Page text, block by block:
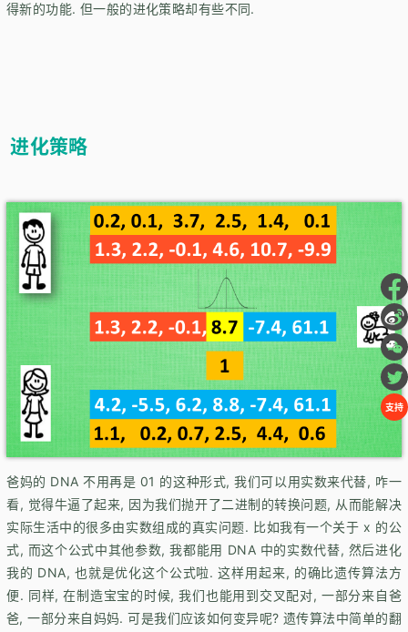
支持
得新的功能. 但一般的进化策略却有些不同.
进化策略
爸妈的 DNA 不用再是 01 的这种形式, 我们可以用实数来代替, 咋一
看, 觉得牛逼了起来, 因为我们抛开了二进制的转换问题, 从而能解决
实际生活中的很多由实数组成的真实问题. 比如我有一个关于 x 的公
式, 而这个公式中其他参数, 我都能用 DNA 中的实数代替, 然后进化
我的 DNA, 也就是优化这个公式啦. 这样用起来, 的确比遗传算法方
便. 同样, 在制造宝宝的时候, 我们也能用到交叉配对, 一部分来自爸
爸, 一部分来自妈妈. 可是我们应该如何变异呢? 遗传算法中简单的翻